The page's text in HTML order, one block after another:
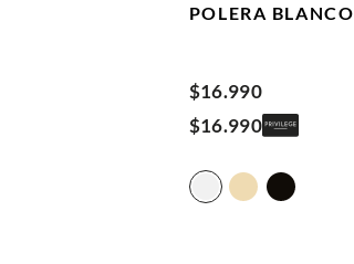
POLERA BLANCO
$16.990
$16.990